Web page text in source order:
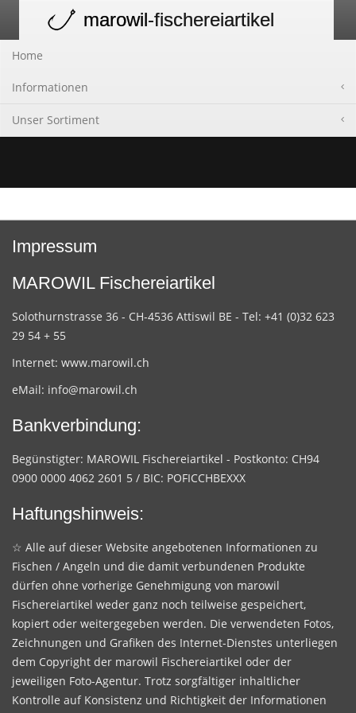
navigation
marowil-fischereiartikel
Home
Informationen
Unser Sortiment
Impressum
MAROWIL Fischereiartikel
Solothurnstrasse 36 - CH-4536 Attiswil BE - Tel: +41 (0)32 623
29 54 + 55
Internet: www.marowil.ch
eMail: info@marowil.ch
Bankverbindung:
Begünstigter: MAROWIL Fischereiartikel - Postkonto: CH94
0900 0000 4062 2601 5 / BIC: POFICCHBEXXX
Haftungshinweis:
☆ Alle auf dieser Website angebotenen Informationen zu
Fischen / Angeln und die damit verbundenen Produkte
dürfen ohne vorherige Genehmigung von marowil
Fischereiartikel weder ganz noch teilweise gespeichert,
kopiert oder weitergegeben werden. Die verwendeten Fotos,
Zeichnungen und Grafiken des Internet-Dienstes unterliegen
dem Copyright der marowil Fischereiartikel oder der
jeweiligen Foto-Agentur. Trotz sorgfältiger inhaltlicher
Kontrolle auf Konsistenz und Richtigkeit der Informationen